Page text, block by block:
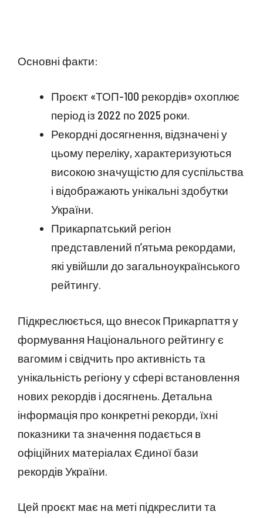
Основні факти:
Проєкт «ТОП-100 рекордів» охоплює
період із 2022 по 2025 роки.
Рекордні досягнення, відзначені у
цьому переліку, характеризуються
високою значущістю для суспільства
і відображають унікальні здобутки
України.
Прикарпатський регіон
представлений п’ятьма рекордами,
які увійшли до загальноукраїнського
рейтингу.
Підкреслюється, що внесок Прикарпаття у
формування Національного рейтингу є
вагомим і свідчить про активність та
унікальність регіону у сфері встановлення
нових рекордів і досягнень. Детальна
інформація про конкретні рекорди, їхні
показники та значення подається в
офіційних матеріалах Єдиної бази
рекордів України.
Цей проєкт має на меті підкреслити та